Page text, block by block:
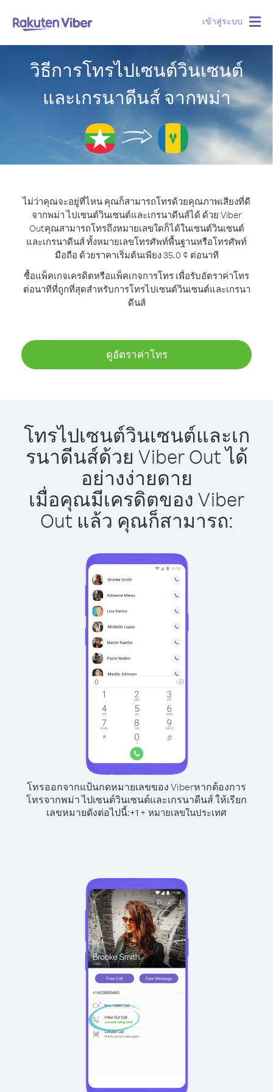
เข้าสู่ระบบ
วิธีการโทรไปเซนต์วินเซนต์
และเกรนาดีนส์ จากพม่า
ไม่ว่าคุณจะอยู่ที่ไหน คุณก็สามารถโทรด้วยคุณภาพเสียงที่ดี
จากพม่า ไปเซนต์วินเซนต์และเกรนาดีนส์ได้ ด้วย Viber
Outคุณสามารถโทรถึงหมายเลขใดก็ได้ในเซนต์วินเซนต์
และเกรนาดีนส์ ทั้งหมายเลขโทรศัพท์พื้นฐานหรือโทรศัพท์
มือถือ ด้วยราคาเริ่มต้นเพียง 35.0 ¢ ต่อนาที
ซื้อแพ็คเกจเครดิตหรือแพ็คเกจการโทร เพื่อรับอัตราค่าโทร
ต่อนาทีที่ถูกที่สุดสำหรับการโทรไปเซนต์วินเซนต์และเกรนา
ดีนส์
ดูอัตราค่าโทร
โทรไปเซนต์วินเซนต์และเก
รนาดีนส์ด้วย Viber Out ได้
อย่างง่ายดาย
เมื่อคุณมีเครดิตของ Viber
Out แล้ว คุณก็สามารถ:
โทรออกจากแป้นกดหมายเลขของ Viberหากต้องการ
โทรจากพม่า ไปเซนต์วินเซนต์และเกรนาดีนส์ ให้เรียก
เลขหมายดังต่อไปนี้:+1 + หมายเลขในประเทศ